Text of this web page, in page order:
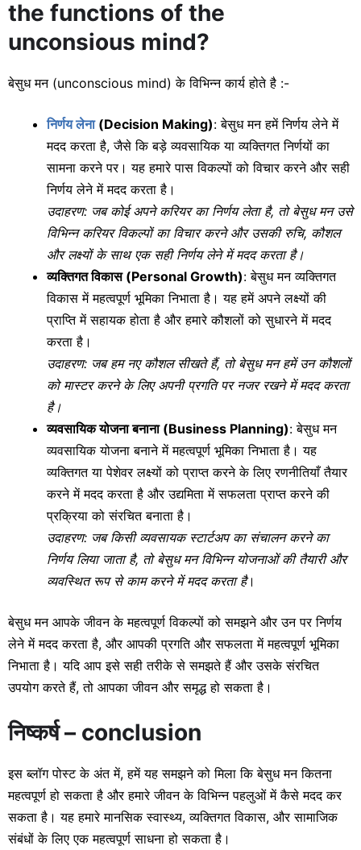
the functions of the
unconsious mind?
बेसुध मन (unconscious mind) के विभिन्न कार्य होते है :-
निर्णय लेना(Decision Making): बेसुध मन हमें निर्णय लेने में
मदद करता है, जैसे कि बड़े व्यवसायिक या व्यक्तिगत निर्णयों का
सामना करने पर। यह हमारे पास विकल्पों को विचार करने और सही
निर्णय लेने में मदद करता है।
उदाहरण: जब कोई अपने करियर का निर्णय लेता है, तो बेसुध मन उसे
विभिन्न करियर विकल्पों का विचार करने और उसकी रुचि, कौशल
और लक्ष्यों के साथ एक सही निर्णय लेने में मदद करता है।
व्यक्तिगत विकास (Personal Growth): बेसुध मन व्यक्तिगत
विकास में महत्वपूर्ण भूमिका निभाता है। यह हमें अपने लक्ष्यों की
प्राप्ति में सहायक होता है और हमारे कौशलों को सुधारने में मदद
करता है।
उदाहरण: जब हम नए कौशल सीखते हैं, तो बेसुध मन हमें उन कौशलों
को मास्टर करने के लिए अपनी प्रगति पर नजर रखने में मदद करता
है।
व्यवसायिक योजना बनाना (Business Planning): बेसुध मन
व्यवसायिक योजना बनाने में महत्वपूर्ण भूमिका निभाता है। यह
व्यक्तिगत या पेशेवर लक्ष्यों को प्राप्त करने के लिए रणनीतियाँ तैयार
करने में मदद करता है और उद्यमिता में सफलता प्राप्त करने की
प्रक्रिया को संरचित बनाता है।
उदाहरण: जब किसी व्यवसायक स्टार्टअप का संचालन करने का
निर्णय लिया जाता है, तो बेसुध मन विभिन्न योजनाओं की तैयारी और
व्यवस्थित रूप से काम करने में मदद करता है।
बेसुध मन आपके जीवन के महत्वपूर्ण विकल्पों को समझने और उन पर निर्णय
लेने में मदद करता है, और आपकी प्रगति और सफलता में महत्वपूर्ण भूमिका
निभाता है। यदि आप इसे सही तरीके से समझते हैं और उसके संरचित
उपयोग करते हैं, तो आपका जीवन और समृद्ध हो सकता है।
निष्कर्ष – conclusion
इस ब्लॉग पोस्ट के अंत में, हमें यह समझने को मिला कि बेसुध मन कितना
महत्वपूर्ण हो सकता है और हमारे जीवन के विभिन्न पहलुओं में कैसे मदद कर
सकता है। यह हमारे मानसिक स्वास्थ्य, व्यक्तिगत विकास, और सामाजिक
संबंधों के लिए एक महत्वपूर्ण साधना हो सकता है।